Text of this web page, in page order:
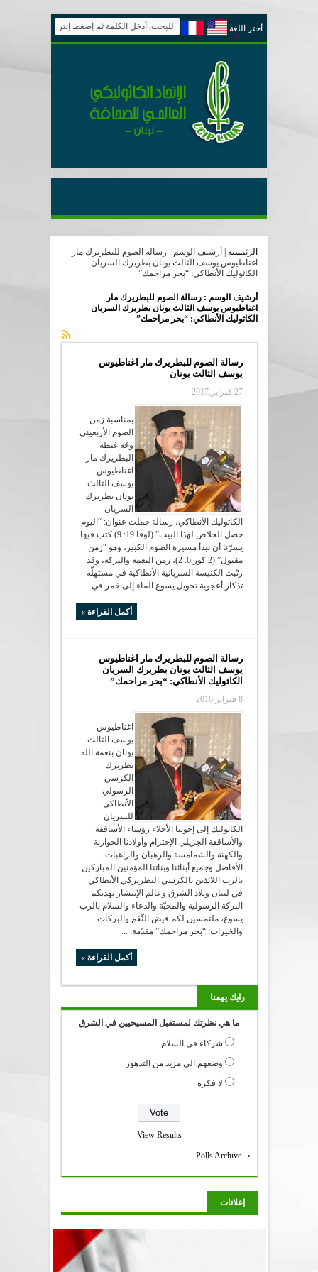
أختر اللغة
الرئيسية
أرشيف الوسم : رسالة الصوم للبطريرك مار
اغناطيوس يوسف الثالث يونان بطريرك السريان
الكاثوليك الأنطاكي: “بحر مراحمك”
أرشيف الوسم :رسالة الصوم للبطريرك مار
اغناطيوس يوسف الثالث يونان بطريرك السريان
الكاثوليك الأنطاكي: “بحر مراحمك”
رسالة الصوم للبطريرك مار اغناطيوس
يوسف الثالث يونان
27 فبراير,2017
بمناسبة زمن
الصوم الأربعيني
وجّه غبطة
البطريرك مار
اغناطيوس
يوسف الثالث
يونان بطريرك
السريان
الكاثوليك الأنطاكي، رسالة حملت عنوان: “اليوم
حصل الخلاص لهذا البيت” (لوقا 19: 9) كتب فيها
يسرّنا أن نبدأ مسيرة الصوم الكبير، وهو “زمن
مقبول” (2 كور 6: 2)، زمن النعمة والبركة، وقد
رتّبت الكنيسة السريانية الأنطاكية في مستهلّه
تذكار أعجوبة تحويل يسوع الماء إلى خمر في ...
أكمل القراءة »
رسالة الصوم للبطريرك مار اغناطيوس
يوسف الثالث يونان بطريرك السريان
الكاثوليك الأنطاكي: “بحر مراحمك”
8 فبراير,2016
اغناطيوس
يوسف الثالث
يونان بنعمة الله
بطريرك
الكرسي
الرسولي
الأنطاكي
للسريان
الكاثوليك إلى إخوتنا الأجلاء رؤساء الأساقفة
والأساقفة الجزيلي الإحترام وأولادنا الخوارنة
والكهنة والشمامسة والرهبان والراهبات
الأفاضل وجميع أبنائنا وبناتنا المؤمنين المبارَكين
بالرب اللائذين بالكرسي البطريركي الأنطاكي
في لبنان وبلاد الشرق وعالم الإنتشار نهديكم
البركة الرسولية والمحبّة والدعاء والسلام بالرب
يسوع، ملتمسين لكم فيض النِّعَم والبركات
والخيرات: “بحر مراحمك” مقدّمة: ...
أكمل القراءة »
رايك يهمنا
ما هي نظرتك لمستقبل المسيحيين في الشرق
شركاء في السلام
وضعهم الى مزيد من التدهور
لا فكرة
View Results
Polls Archive
إعلانات